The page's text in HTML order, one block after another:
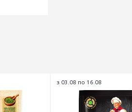
з 03.08 по 16.08